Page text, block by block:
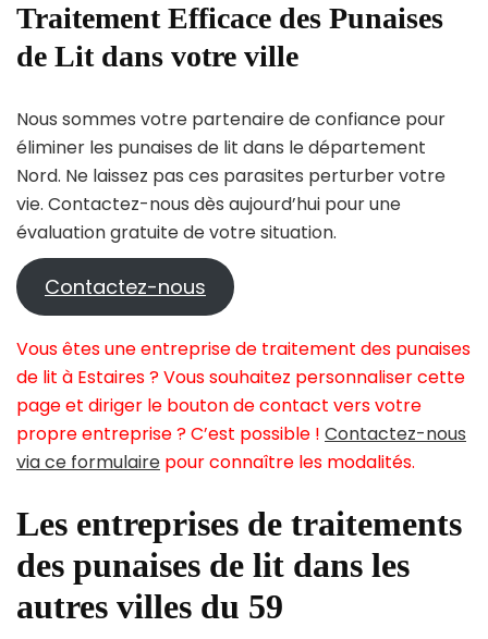
Traitement Efficace des Punaises
de Lit dans votre ville
Nous sommes votre partenaire de confiance pour
éliminer les punaises de lit dans le département
Nord. Ne laissez pas ces parasites perturber votre
vie. Contactez-nous dès aujourd’hui pour une
évaluation gratuite de votre situation.
Contactez-nous
Vous êtes une entreprise de traitement des punaises
de lit à Estaires ? Vous souhaitez personnaliser cette
page et diriger le bouton de contact vers votre
propre entreprise ? C’est possible ! Contactez-nous
via ce formulaire pour connaître les modalités.
Les entreprises de traitements
des punaises de lit dans les
autres villes du 59